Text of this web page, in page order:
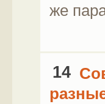
же
14